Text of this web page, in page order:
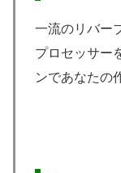
一流のリバー
プロセッサー
ンであなたの